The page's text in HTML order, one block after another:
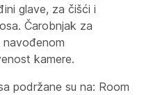
glave, za čišći i
Čarobnjak za
kamere.
podržane su na: Room